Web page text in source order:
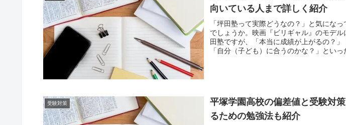
向いている人まで詳しく紹介
「坪田塾って実際どうなの？」と気にな
でしょうか。映画『ビリギャル』のモデ
田塾ですが、「本当に成績が上がるの？」
「自分（子ども）に合うのかな？」とい
受験対策
平塚学園高校の偏差値と受験対
るための勉強法も紹介